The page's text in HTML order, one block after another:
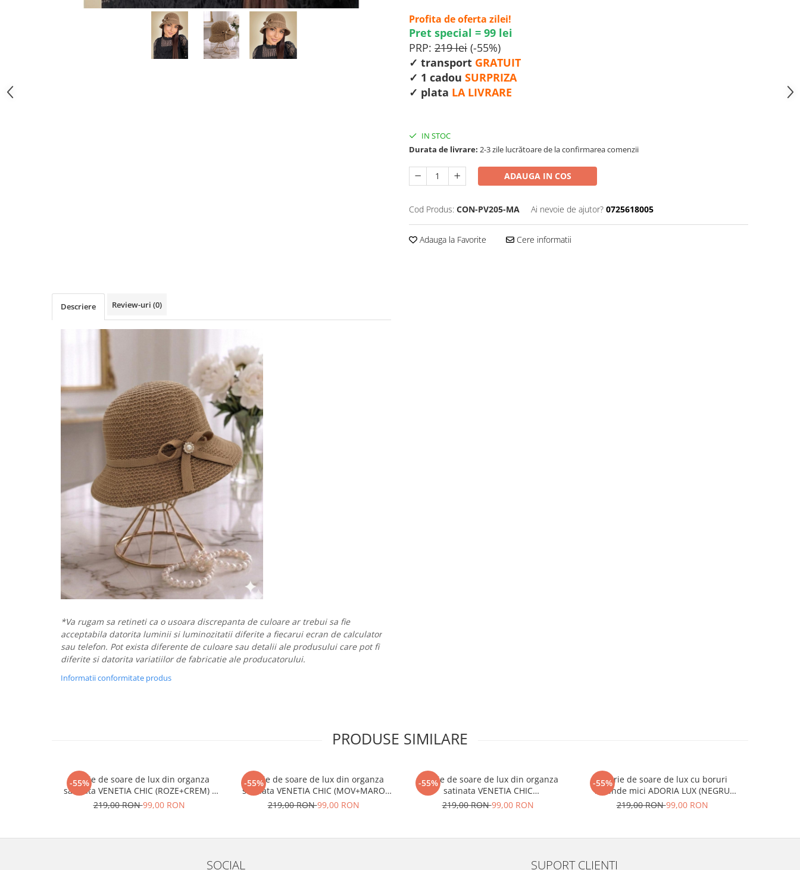
Profita de oferta zilei!
Pret special = 99 lei
PRP: 219 lei (-55%)
✓ transport GRATUIT
✓ 1 cadou SURPRIZA
✓ plata LA LIVRARE
IN STOC
Durata de livrare: 2-3 zile lucrătoare de la confirmarea comenzii
ADAUGA IN COS
Cod Produs: CON-PV205-MA Ai nevoie de ajutor? 0725618005
Adauga la Favorite Cere informatii
Descriere Review-uri (0)
*Va rugam sa retineti ca o usoara discrepanta de culoare ar trebui sa fie
acceptabila datorita luminii si luminozitatii diferite a fiecarui ecran de calculator
sau telefon. Pot exista diferente de culoare sau detalii ale produsului care pot fi
diferite si datorita variatiilor de fabricatie ale producatorului.
Informatii conformitate produs
PRODUSE SIMILARE
-55%
Palarie de soare de lux din organza
satinata VENETIA CHIC (ROZE+CREM) -
marime unica, reglabila
219,00 RON99,00 RON
-55%
Palarie de soare de lux din organza
satinata VENETIA CHIC (MOV+MARO
caramiziu) - marime unica, reglabila
219,00 RON99,00 RON
-55%
Palarie de soare de lux din organza
satinata VENETIA CHIC
(ALBASTRU+ARAMIU) - marime unica,
219,00 RON99,00 RON
-55%
Palarie de soare de lux cu boruri
rotunde mici ADORIA LUX (NEGRU
perlat) - marime unica, reglabila
219,00 RON99,00 RON
SOCIAL SUPORT CLIENTI